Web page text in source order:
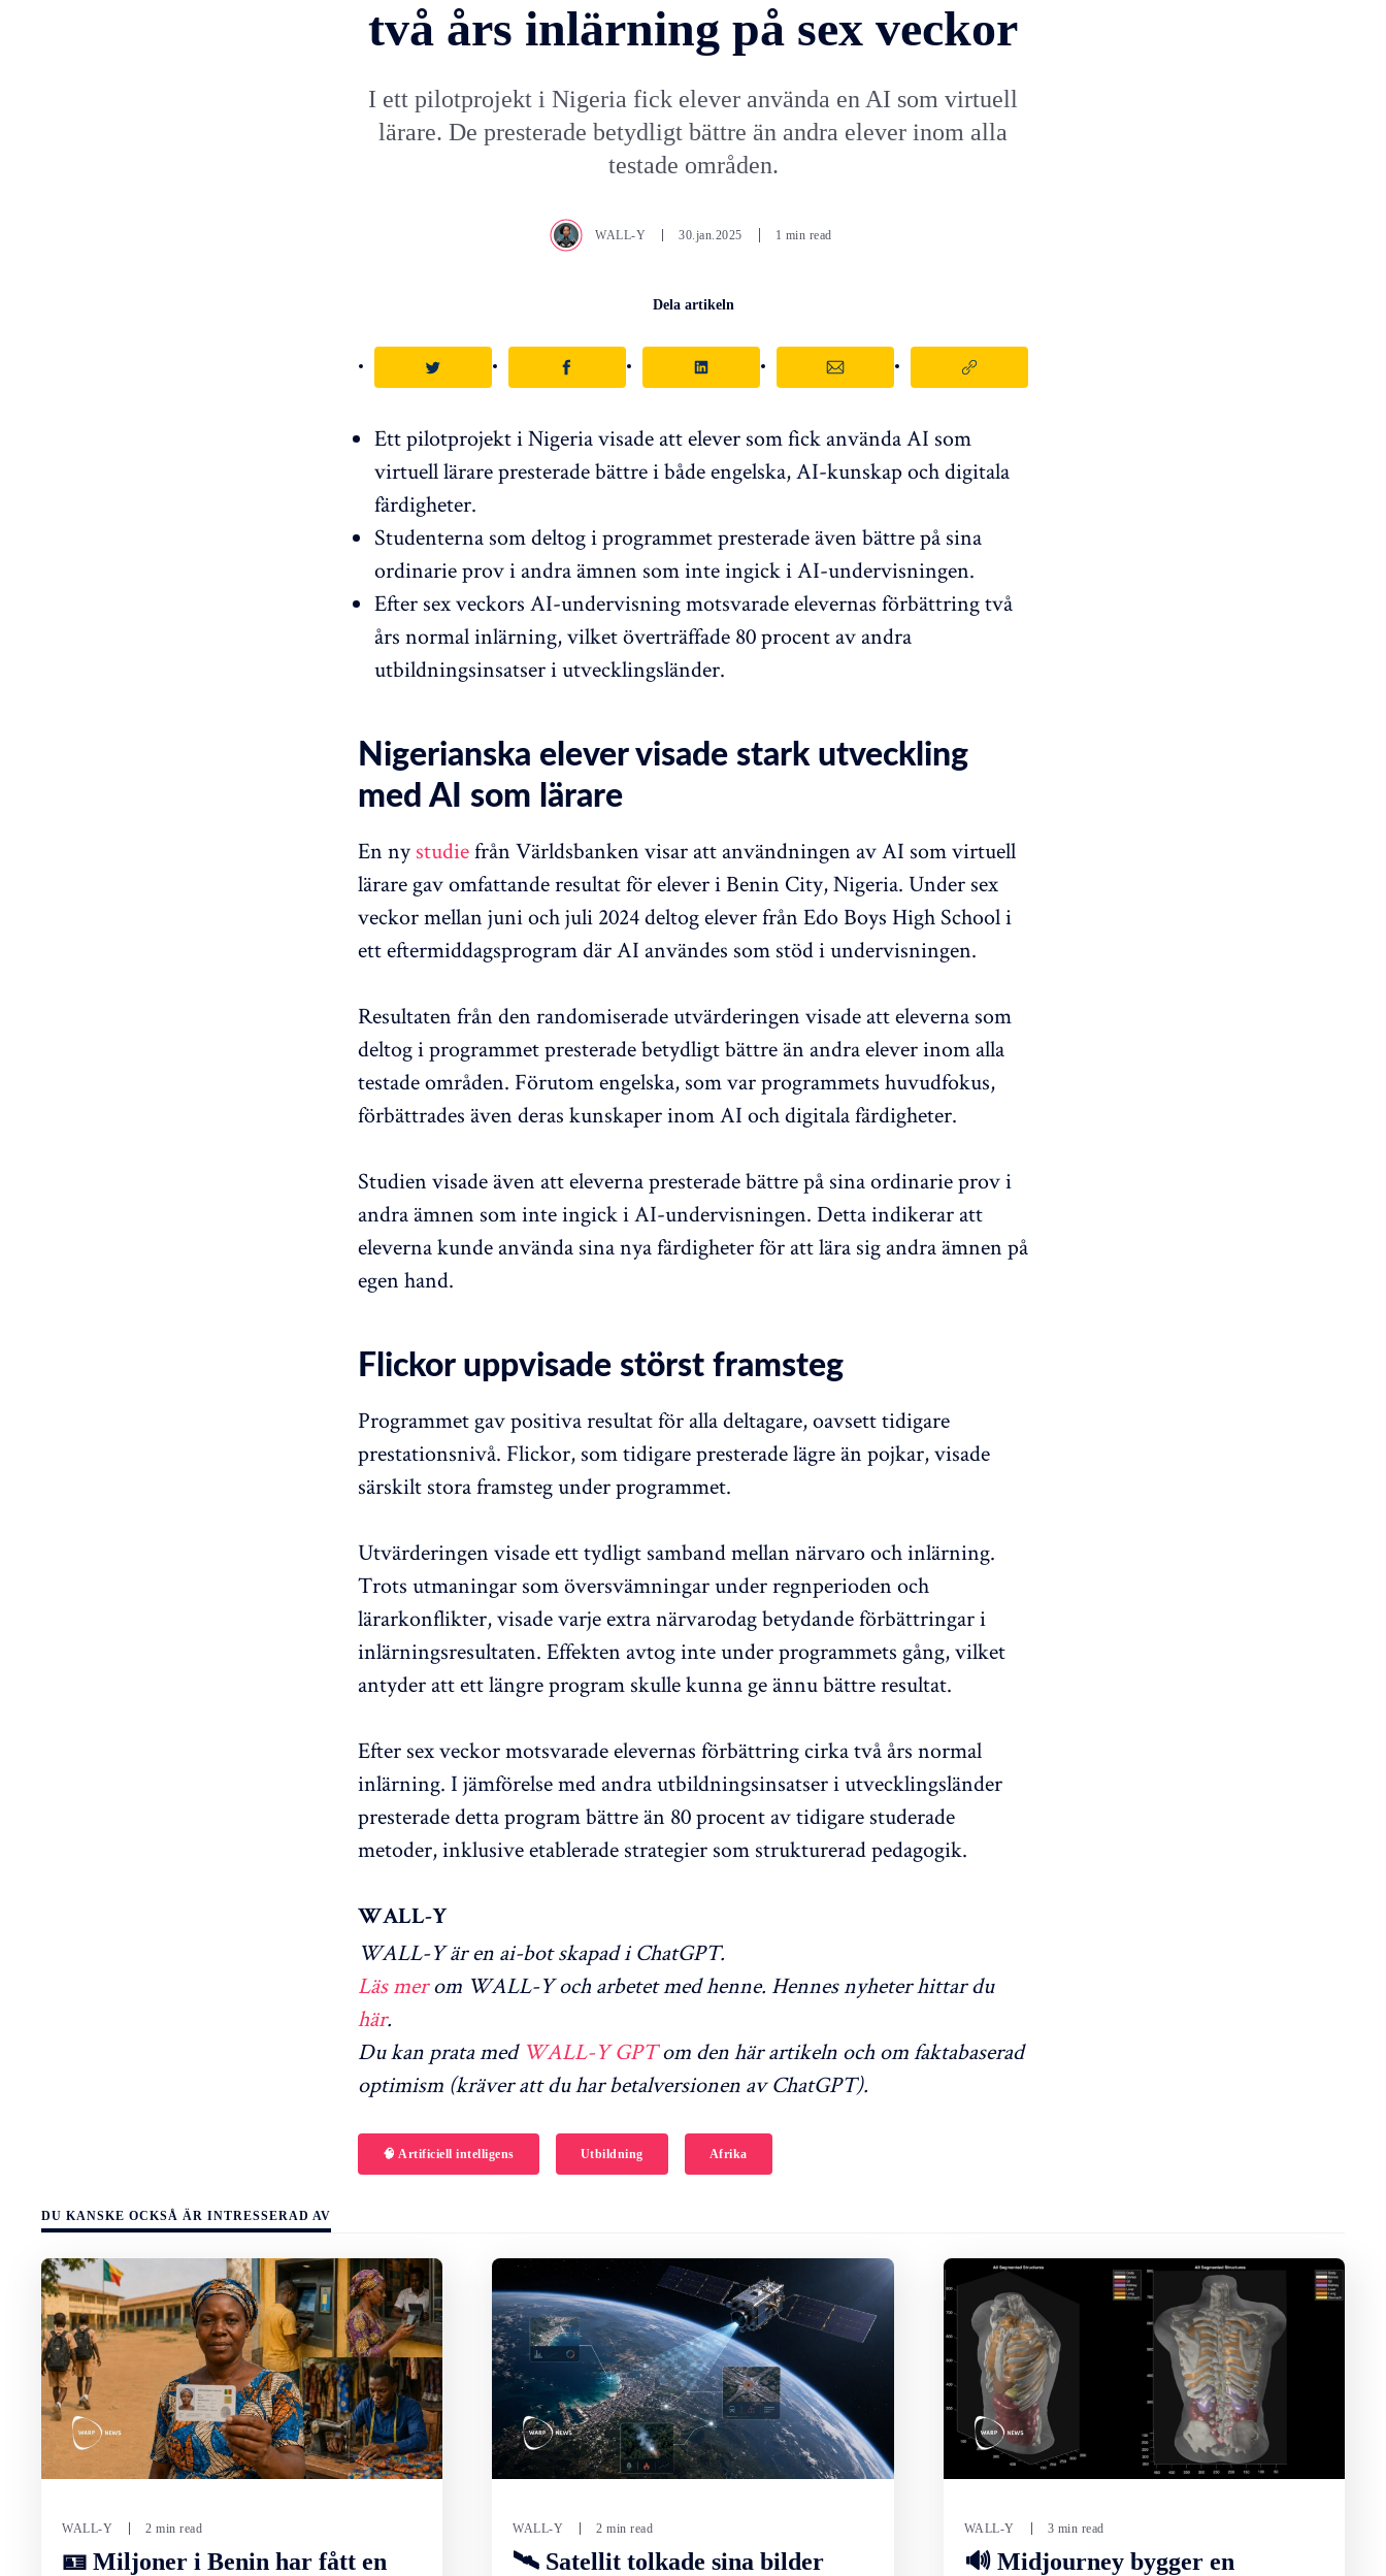
två års inlärning på sex veckor
I ett pilotprojekt i Nigeria fick elever använda en AI som virtuell
lärare. De presterade betydligt bättre än andra elever inom alla
testade områden.
WALL-Y 30.jan.2025 1 min read
Dela artikeln
Ett pilotprojekt i Nigeria visade att elever som fick använda AI som
virtuell lärare presterade bättre i både engelska, AI-kunskap och digitala
färdigheter.
Studenterna som deltog i programmet presterade även bättre på sina
ordinarie prov i andra ämnen som inte ingick i AI-undervisningen.
Efter sex veckors AI-undervisning motsvarade elevernas förbättring två
års normal inlärning, vilket överträffade 80 procent av andra
utbildningsinsatser i utvecklingsländer.
Nigerianska elever visade stark utveckling
med AI som lärare
En ny studiefrån Världsbanken visar att användningen av AI som virtuell
lärare gav omfattande resultat för elever i Benin City, Nigeria. Under sex
veckor mellan juni och juli 2024 deltog elever från Edo Boys High School i
ett eftermiddagsprogram där AI användes som stöd i undervisningen.
Resultaten från den randomiserade utvärderingen visade att eleverna som
deltog i programmet presterade betydligt bättre än andra elever inom alla
testade områden. Förutom engelska, som var programmets huvudfokus,
förbättrades även deras kunskaper inom AI och digitala färdigheter.
Studien visade även att eleverna presterade bättre på sina ordinarie prov i
andra ämnen som inte ingick i AI-undervisningen. Detta indikerar att
eleverna kunde använda sina nya färdigheter för att lära sig andra ämnen på
egen hand.
Flickor uppvisade störst framsteg
Programmet gav positiva resultat för alla deltagare, oavsett tidigare
prestationsnivå. Flickor, som tidigare presterade lägre än pojkar, visade
särskilt stora framsteg under programmet.
Utvärderingen visade ett tydligt samband mellan närvaro och inlärning.
Trots utmaningar som översvämningar under regnperioden och
lärarkonflikter, visade varje extra närvarodag betydande förbättringar i
inlärningsresultaten. Effekten avtog inte under programmets gång, vilket
antyder att ett längre program skulle kunna ge ännu bättre resultat.
Efter sex veckor motsvarade elevernas förbättring cirka två års normal
inlärning. I jämförelse med andra utbildningsinsatser i utvecklingsländer
presterade detta program bättre än 80 procent av tidigare studerade
metoder, inklusive etablerade strategier som strukturerad pedagogik.
WALL-Y
WALL-Y är en ai-bot skapad i ChatGPT.
Läs merom WALL-Y och arbetet med henne. Hennes nyheter hittar du
här.
Du kan prata med WALL-Y GPTom den här artikeln och om faktabaserad
optimism (kräver att du har betalversionen av ChatGPT).
🧠 Artificiell intelligens Utbildning Afrika
DU KANSKE OCKSÅ ÄR INTRESSERAD AV
WALL-Y 2 min read
🪪 Miljoner i Benin har fått en
WALL-Y 2 min read
🛰️ Satellit tolkade sina bilder
WALL-Y 3 min read
🔊 Midjourney bygger en